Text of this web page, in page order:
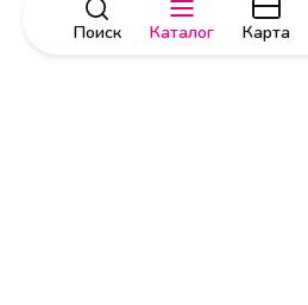
Поиск Каталог Карта